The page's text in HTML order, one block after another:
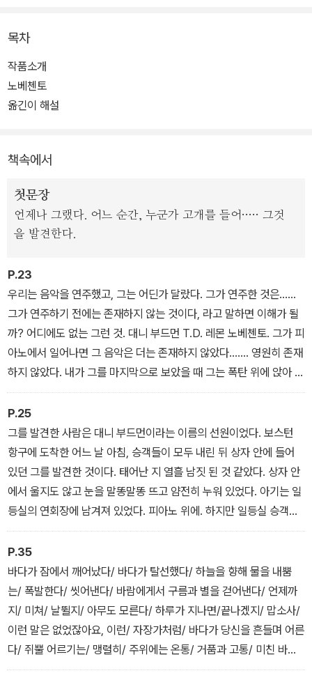
아니스트로 이름을 떨친다.
그럼에도 육지로 나아가 넓은 세상을 만나는 대신 꼭 2000명만큼의
세상을 접하며 살아가기로 결심한 그는 자신의 삶을 이렇게 정의한
배를 떠나지 않으려 한다.
목차
작품소개
노베첸토
옮긴이 해설
책속에서
첫문장
언제나 그랬다. 어느 순간, 누군가 고개를 들어····· 그것
을 발견한다.
P.23
우리는 음악을 연주했고, 그는 어딘가 달랐다. 그가 연주한 것은……
그가 연주하기 전에는 존재하지 않는 것이다, 라고 말하면 이해가 될
까? 어디에도 없는 그런 것. 대니 부드먼 T.D. 레몬 노베첸토. 그가 피
아노에서 일어나면 그 음악은 더는 존재하지 않았다……. 영원히 존재
하지 않았다. 내가 그를 마지막으로 보았을 때 그는 폭탄 위에 앉아 있
었다. 진짜로. 어마어마한 다이너마이트 더미 위에 앉아 있었다.
P.25
그를 발견한 사람은 대니 부드먼이라는 이름의 선원이었다. 보스턴
항구에 도착한 어느 날 아침, 승객들이 모두 내린 뒤 상자 안에 들어
있던 그를 발견한 것이다. 태어난 지 열흘 남짓 된 것 같았다. 상자 안
에서 울지도 않고 눈을 말똥말똥 뜨고 얌전히 누워 있었다. 아기는 일
등실의 연회장에 남겨져 있었다. 피아노 위에. 하지만 일등실 승객의
아기 같진 않았다. 보통 이민자들이나 하는 짓이었다. 배 안 어딘가에
숨어서 출산을 하고 아기들을 두고 가는 짓 말이다. 악의가 있어서 그
러는 건 아니다. 가난이 죄지. 그 지독한 가난 때문이다.
P.35
바다가 잠에서 깨어났다/ 바다가 탈선했다/ 하늘을 향해 물을 내뿜
는/ 폭발한다/ 씻어낸다/ 바람에게서 구름과 별을 걷어낸다/ 언제까
지/ 미쳐/ 날뛸지/ 아무도 모른다/ 하루가 지나면/끝나겠지/ 맙소사/
이런 말은 없었잖아요, 이런/ 자장가처럼/ 바다가 당신을 흔들며 어른
다/ 쥐뿔 어르기는/ 맹렬히/ 주위에는 온통/ 거품과 고통/ 미친 바다/
보이는 거라곤/ 오로지 어둠과/ 어두운 장벽/ 소용돌이/ 모두가 침묵